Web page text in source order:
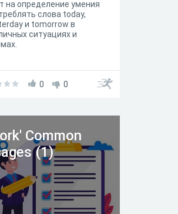
на определение умения
слова today,
и tomorrow в
ситуациях и
0 0
Common
(1)